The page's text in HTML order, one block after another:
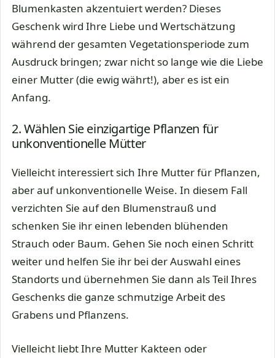
Blumenkasten akzentuiert werden? Dieses
Geschenk wird Ihre Liebe und Wertschätzung
während der gesamten Vegetationsperiode zum
Ausdruck bringen; zwar nicht so lange wie die Liebe
einer Mutter (die ewig währt!), aber es ist ein
Anfang.
2. Wählen Sie einzigartige Pflanzen für
unkonventionelle Mütter
Vielleicht interessiert sich Ihre Mutter für Pflanzen,
aber auf unkonventionelle Weise. In diesem Fall
verzichten Sie auf den Blumenstrauß und
schenken Sie ihr einen lebenden blühenden
Strauch oder Baum. Gehen Sie noch einen Schritt
weiter und helfen Sie ihr bei der Auswahl eines
Standorts und übernehmen Sie dann als Teil Ihres
Geschenks die ganze schmutzige Arbeit des
Grabens und Pflanzens.
Vielleicht liebt Ihre Mutter Kakteen oder